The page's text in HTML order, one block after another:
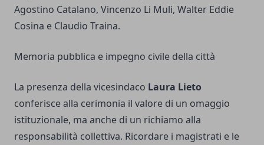
Agostino Catalano, Vincenzo Li Muli, Walter Eddie
Cosina e Claudio Traina.
Memoria pubblica e impegno civile della città
La presenza della vicesindaco Laura Lieto
conferisce alla cerimonia il valore di un omaggio
istituzionale, ma anche di un richiamo alla
responsabilità collettiva. Ricordare i magistrati e le